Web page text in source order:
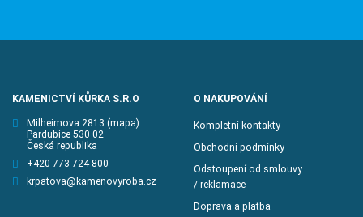
KAMENICTVÍ KŮRKA S.R.O
Milheimova 2813 (mapa)
Pardubice 530 02
Česká republika
+420 773 724 800
krpatova@kamenovyroba.cz
O NAKUPOVÁNÍ
Kompletní kontakty
Obchodní podmínky
Odstoupení od smlouvy
/ reklamace
Doprava a platba